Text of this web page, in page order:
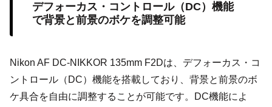
デフォーカス・コントロール（DC）機能
で背景と前景のボケを調整可能
Nikon AF DC-NIKKOR 135mm F2Dは、デフォーカス・コ
ントロール（DC）機能を搭載しており、背景と前景のボ
ケ具合を自由に調整することが可能です。DC機能によ